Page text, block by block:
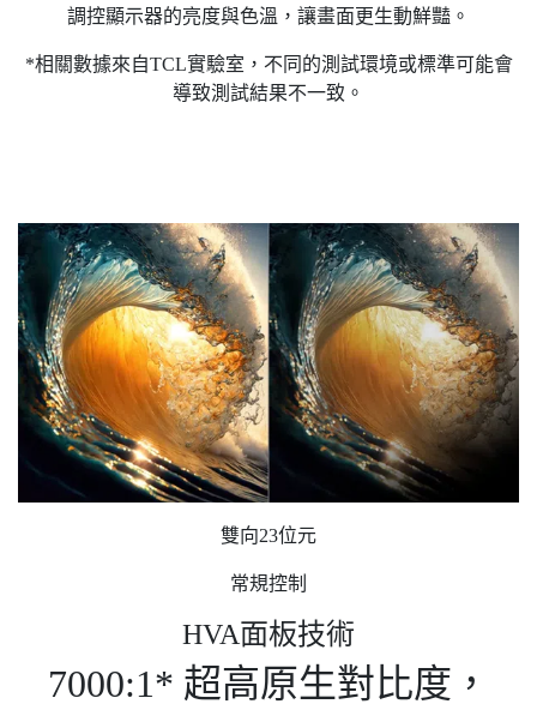
調控顯示器的亮度與色溫，讓畫面更生動鮮豔。
*相關數據來自TCL實驗室，不同的測試環境或標準可能會
導致測試結果不一致。
雙向23位元
常規控制
HVA面板技術
7000:1* 超高原生對比度，